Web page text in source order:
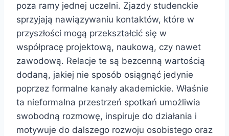
poza ramy jednej uczelni. Zjazdy studenckie
sprzyjają nawiązywaniu kontaktów, które w
przyszłości mogą przekształcić się w
współpracę projektową, naukową, czy nawet
zawodową. Relacje te są bezcenną wartością
dodaną, jakiej nie sposób osiągnąć jedynie
poprzez formalne kanały akademickie. Właśnie
ta nieformalna przestrzeń spotkań umożliwia
swobodną rozmowę, inspiruje do działania i
motywuje do dalszego rozwoju osobistego oraz